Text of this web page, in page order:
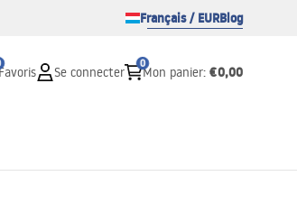
Français / EURBlog
Se connecter
0
Mon panier: €0,00